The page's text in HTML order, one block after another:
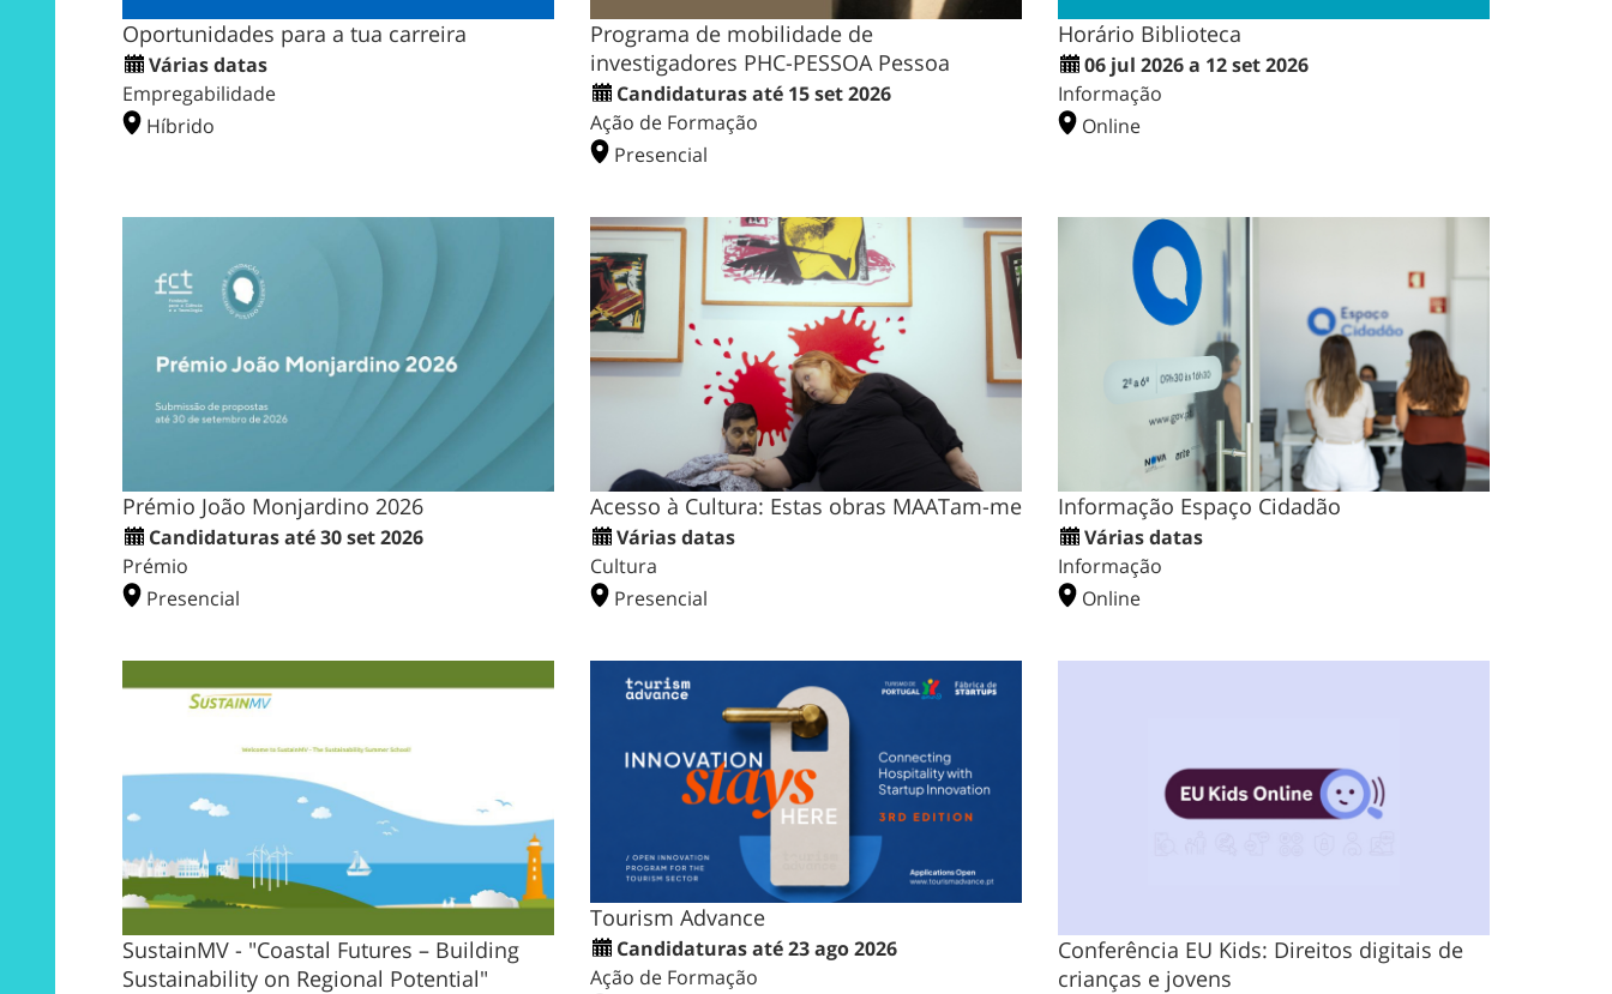
Oportunidades para a tua carreira
Várias datas
Empregabilidade
Híbrido
Programa de mobilidade de
investigadores PHC-PESSOA Pessoa
Candidaturas até 15 set 2026
Ação de Formação
Presencial
Horário Biblioteca
06 jul 2026 a 12 set 2026
Informação
Online
Prémio João Monjardino 2026
Candidaturas até 30 set 2026
Prémio
Presencial
Acesso à Cultura: Estas obras MAATam-me
Várias datas
Cultura
Presencial
Informação Espaço Cidadão
Várias datas
Informação
Online
SustainMV - "Coastal Futures – Building
Sustainability on Regional Potential"
Tourism Advance
Candidaturas até 23 ago 2026
Ação de Formação
Conferência EU Kids: Direitos digitais de
crianças e jovens